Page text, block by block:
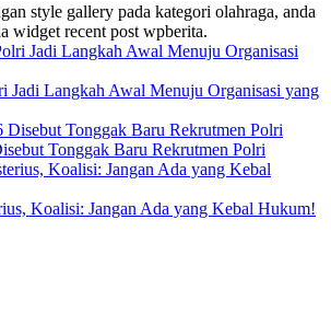
style gallery pada kategori olahraga, anda
widget recent post wpberita.
Jadi Langkah Awal Menuju Organisasi yang
Tonggak Baru Rekrutmen Polri
Koalisi: Jangan Ada yang Kebal Hukum!